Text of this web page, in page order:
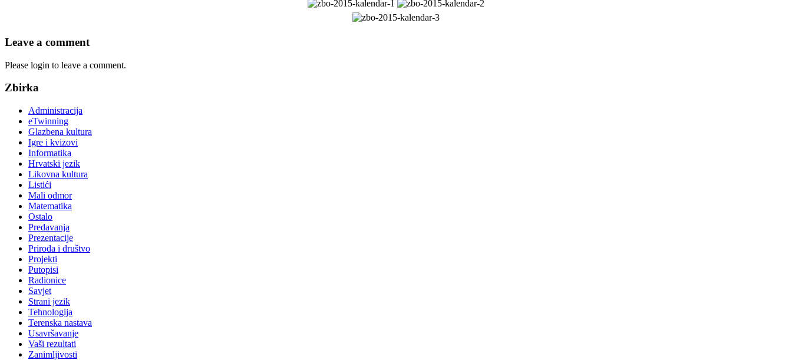
Leave a comment
Please login to leave a comment.
Zbirka
Administracija
eTwinning
Glazbena kultura
Igre i kvizovi
Informatika
Hrvatski jezik
Likovna kultura
Listići
Mali odmor
Matematika
Ostalo
Predavanja
Prezentacije
Priroda i društvo
Projekti
Putopisi
Radionice
Savjet
Strani jezik
Tehnologija
Terenska nastava
Usavršavanje
Vaši rezultati
Zanimljivosti